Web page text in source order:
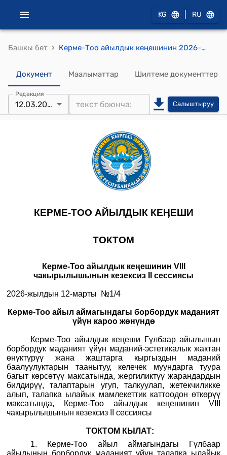
KG RU
Башкы бет › Керме-Тоо айылдык кеңешинин 2026-жылдын 12-мартындагы №1/4 "Керме-Тоо айыл аймагындагы борбордук маданият үйүн кароо жөнүндө" токтому.
Документ Маалыматтар Шилтеме документтер
Редакция
12.03.2026 Салыштыруу